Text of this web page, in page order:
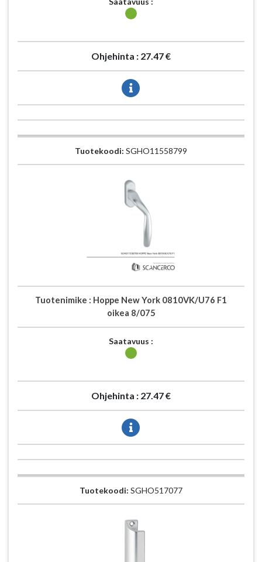
Ohjehinta : 27.47 €
Tuotekoodi: SGHO11558799
Tuotenimike : Hoppe New York 0810VK/U76 F1
oikea 8/075
Saatavuus :
Ohjehinta : 27.47 €
Tuotekoodi: SGHO517077